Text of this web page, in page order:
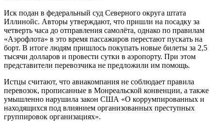
Иск подан в федеральный суд Северного округа штата
Иллинойс. Авторы утверждают, что пришли на посадку за
четверть часа до отправления самолёта, однако по правилам
«Аэрофлота» в это время пассажиров перестают пускать на
борт. В итоге людям пришлось покупать новые билеты за 2,5
тысячи долларов и провести сутки в аэропорту. При этом
представители перевозчика не предложили им помощь.
Истцы считают, что авиакомпания не соблюдает правила
перевозок, прописанные в Монреальской конвенции, а также
умышленно нарушила закон США «О коррумпированных и
находящихся под влиянием организованных преступных
группировок организациях».